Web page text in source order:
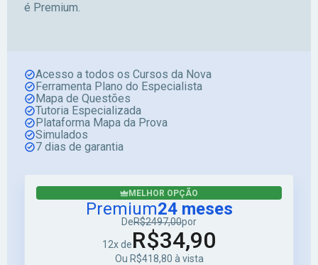
é Premium.
Acesso a todos os Cursos da Nova
Ferramenta Plano do Especialista
Mapa de Questões
Tutoria Especializada
Plataforma Mapa da Prova
Simulados
7 dias de garantia
MELHOR OPÇÃO
Premium24 meses
DeR$2497,00por
12x deR$34,90
Ou R$418,80 à vista